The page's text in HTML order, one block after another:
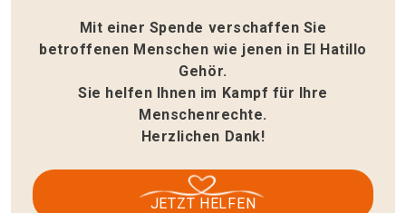
Mit einer Spende verschaffen Sie
betroffenen Menschen wie jenen in El Hatillo
Gehör.
Sie helfen Ihnen im Kampf für Ihre
Menschenrechte.
Herzlichen Dank!
JETZT HELFEN